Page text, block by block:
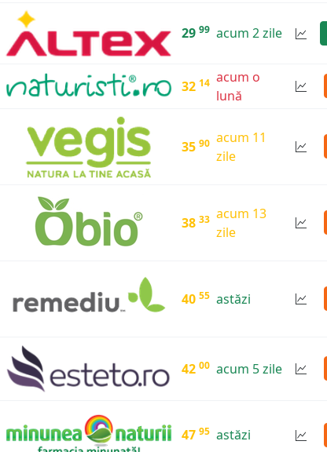
29 99 acum 2 zile
32 14 acum o
lună
35 90 acum 11
zile
38 33 acum 13
zile
40 55 astăzi
42 00 acum 5 zile
47 95 astăzi